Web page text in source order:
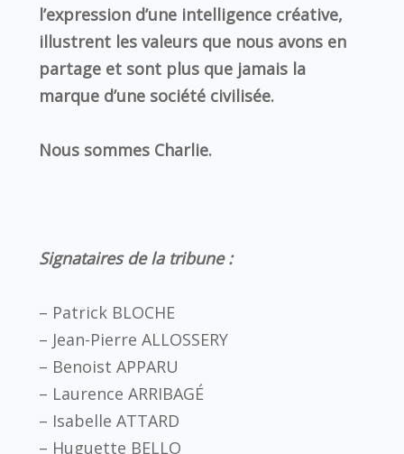
l’expression d’une intelligence créative,
illustrent les valeurs que nous avons en
partage et sont plus que jamais la
marque d’une société civilisée.
Nous sommes Charlie.
Signataires de la tribune :
– Patrick BLOCHE
– Jean-Pierre ALLOSSERY
– Benoist APPARU
– Laurence ARRIBAGÉ
– Isabelle ATTARD
– Huguette BELLO